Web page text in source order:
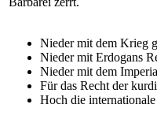
Nieder mit dem Krieg
Nieder mit Erdogans
Nieder mit dem
Für das Recht der
Hoch die